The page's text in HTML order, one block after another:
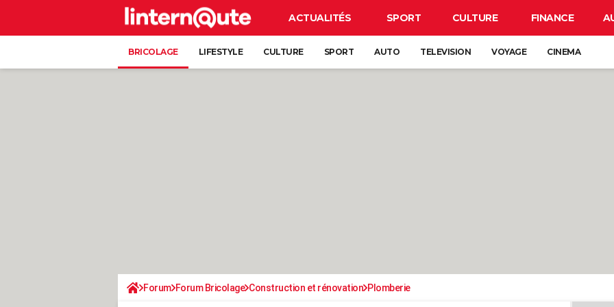
ACTUALITÉS SPORT CULTURE FINANCE
BRICOLAGE LIFESTYLE CULTURE SPORT AUTO TELEVISION VOYAGE CINEMA
Forum Forum Bricolage Construction et rénovation Plomberie